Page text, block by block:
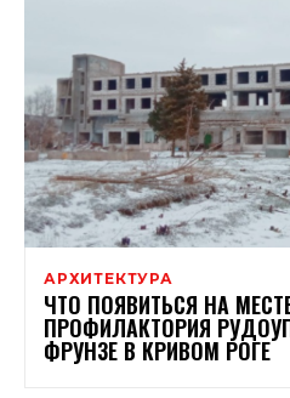
АРХИТЕКТУРА
ЧТО ПОЯВИТЬСЯ НА
ПРОФИЛАКТОРИЯ
ФРУНЗЕ В КРИВОМ РОГЕ